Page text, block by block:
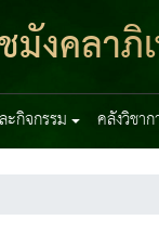
งคลาภิ
ะกิจกรรม คลังวิชา